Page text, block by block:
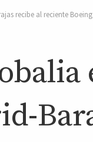
recibe al reciente